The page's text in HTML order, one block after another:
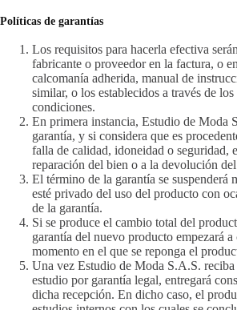
Políticas de garantías
Los requisitos para hacerla efectiva
fabricante o proveedor en la factura, o
calcomanía adherida, manual de
similar, o los establecidos a través de
condiciones.
En primera instancia, Estudio de Moda
garantía, y si considera que es
falla de calidad, idoneidad o seguridad,
reparación del bien o a la devolución
El término de la garantía se suspenderá
esté privado del uso del producto con
de la garantía.
Si se produce el cambio total del
garantía del nuevo producto empezará
momento en el que se reponga el
Una vez Estudio de Moda S.A.S.
estudio por garantía legal, entregará
dicha recepción. En dicho caso, el